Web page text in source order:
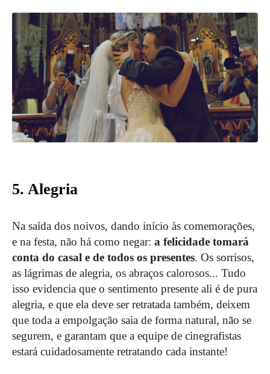
5. Alegria
Na saída dos noivos, dando início às comemorações,
e na festa, não há como negar: a felicidade tomará
conta do casal e de todos os presentes. Os sorrisos,
as lágrimas de alegria, os abraços calorosos... Tudo
isso evidencia que o sentimento presente ali é de pura
alegria, e que ela deve ser retratada também, deixem
que toda a empolgação saia de forma natural, não se
segurem, e garantam que a equipe de cinegrafistas
estará cuidadosamente retratando cada instante!